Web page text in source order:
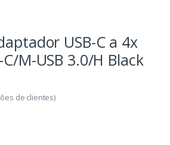
USB-C a 4x
C/M-USB 3.0/H Black
de clientes)